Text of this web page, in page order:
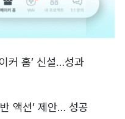
커 홈’ 신설…성과
액션’ 제안… 성공